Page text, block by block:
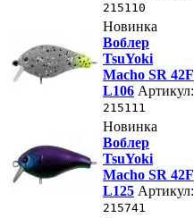
215110
Новинка
Воблер
TsuYoki
Macho SR 42F
L106 Артикул:
215111
Новинка
Воблер
TsuYoki
Macho SR 42F
L125 Артикул:
215741